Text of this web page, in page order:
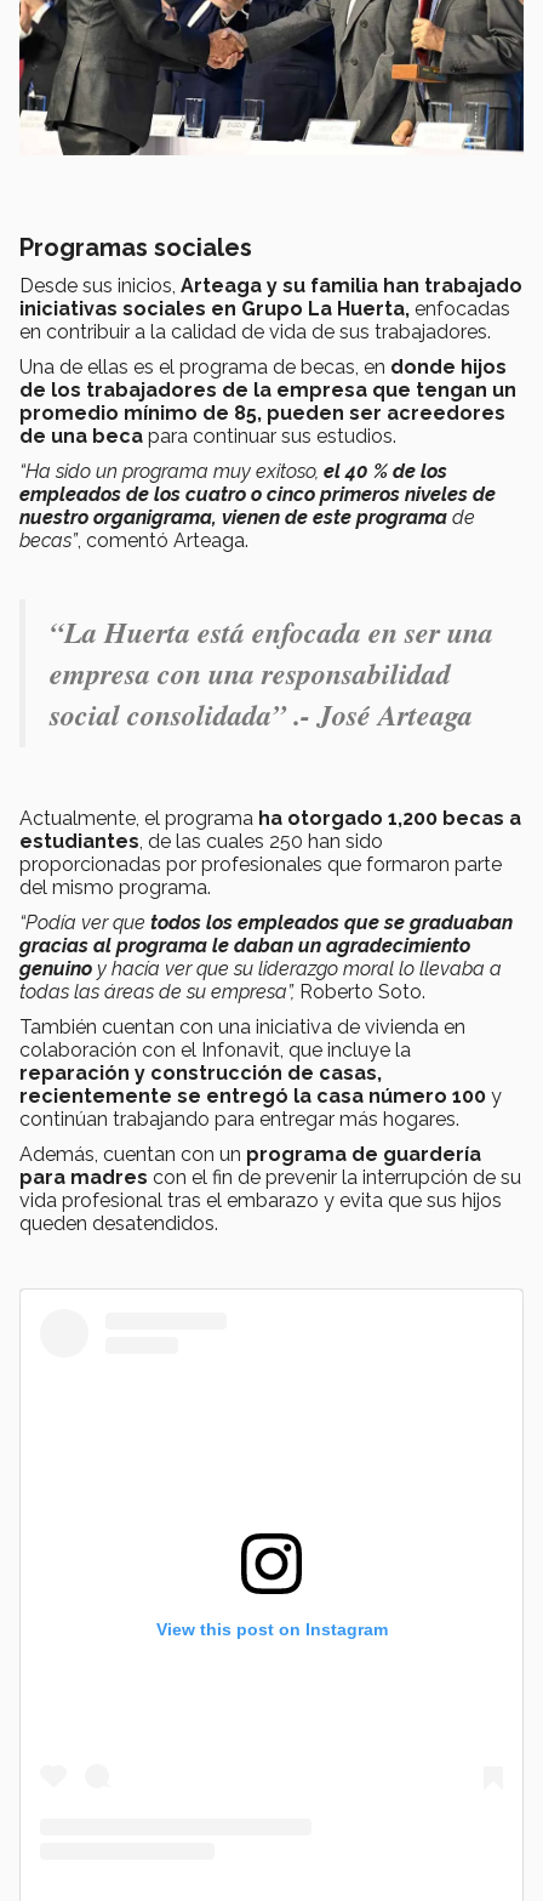
Programas sociales
Desde sus inicios, Arteaga y su familia han trabajado
iniciativas sociales en Grupo La Huerta, enfocadas
en contribuir a la calidad de vida de sus trabajadores.
Una de ellas es el programa de becas, en donde hijos
de los trabajadores de la empresa que tengan un
promedio mínimo de 85, pueden ser acreedores
de una beca para continuar sus estudios.
“Ha sido un programa muy exitoso, el 40 % de los
empleados de los cuatro o cinco primeros niveles de
nuestro organigrama, vienen de este programa de
becas”, comentó Arteaga.
“La Huerta está enfocada en ser una
empresa con una responsabilidad
social consolidada” .- José Arteaga
Actualmente, el programa ha otorgado 1,200 becas a
estudiantes, de las cuales 250 han sido
proporcionadas por profesionales que formaron parte
del mismo programa.
“Podía ver que todos los empleados que se graduaban
gracias al programa le daban un agradecimiento
genuino y hacía ver que su liderazgo moral lo llevaba a
todas las áreas de su empresa”, Roberto Soto.
También cuentan con una iniciativa de vivienda en
colaboración con el Infonavit, que incluye la
reparación y construcción de casas,
recientemente se entregó la casa número 100 y
continúan trabajando para entregar más hogares.
Además, cuentan con un programa de guardería
para madres con el fin de prevenir la interrupción de su
vida profesional tras el embarazo y evita que sus hijos
queden desatendidos.
View this post on Instagram